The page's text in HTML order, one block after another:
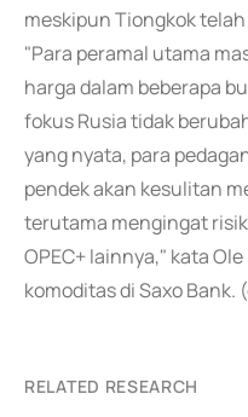
meskipun Tiongkok
"Para peramal utama
harga dalam beberapa
fokus Rusia tidak
yang nyata, para
pendek akan kesulitan
terutama mengingat
OPEC+ lainnya," kata
komoditas di Saxo Bank.
RELATED RESEARCH